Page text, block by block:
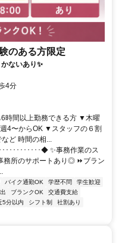
のある方限定
ないあり✨
4分
時間以上勤務できる方 ▼木曜
4〜からOK ▼スタッフの６割
ど 時間の相...
･･････････◆ ✨事務作業のス
務所のサポートあり◎ ⏩ブラン
バイク通勤OK 学歴不問
学生歓迎
ブランクOK
交通費支給
5分以内 シフト制
社割あり